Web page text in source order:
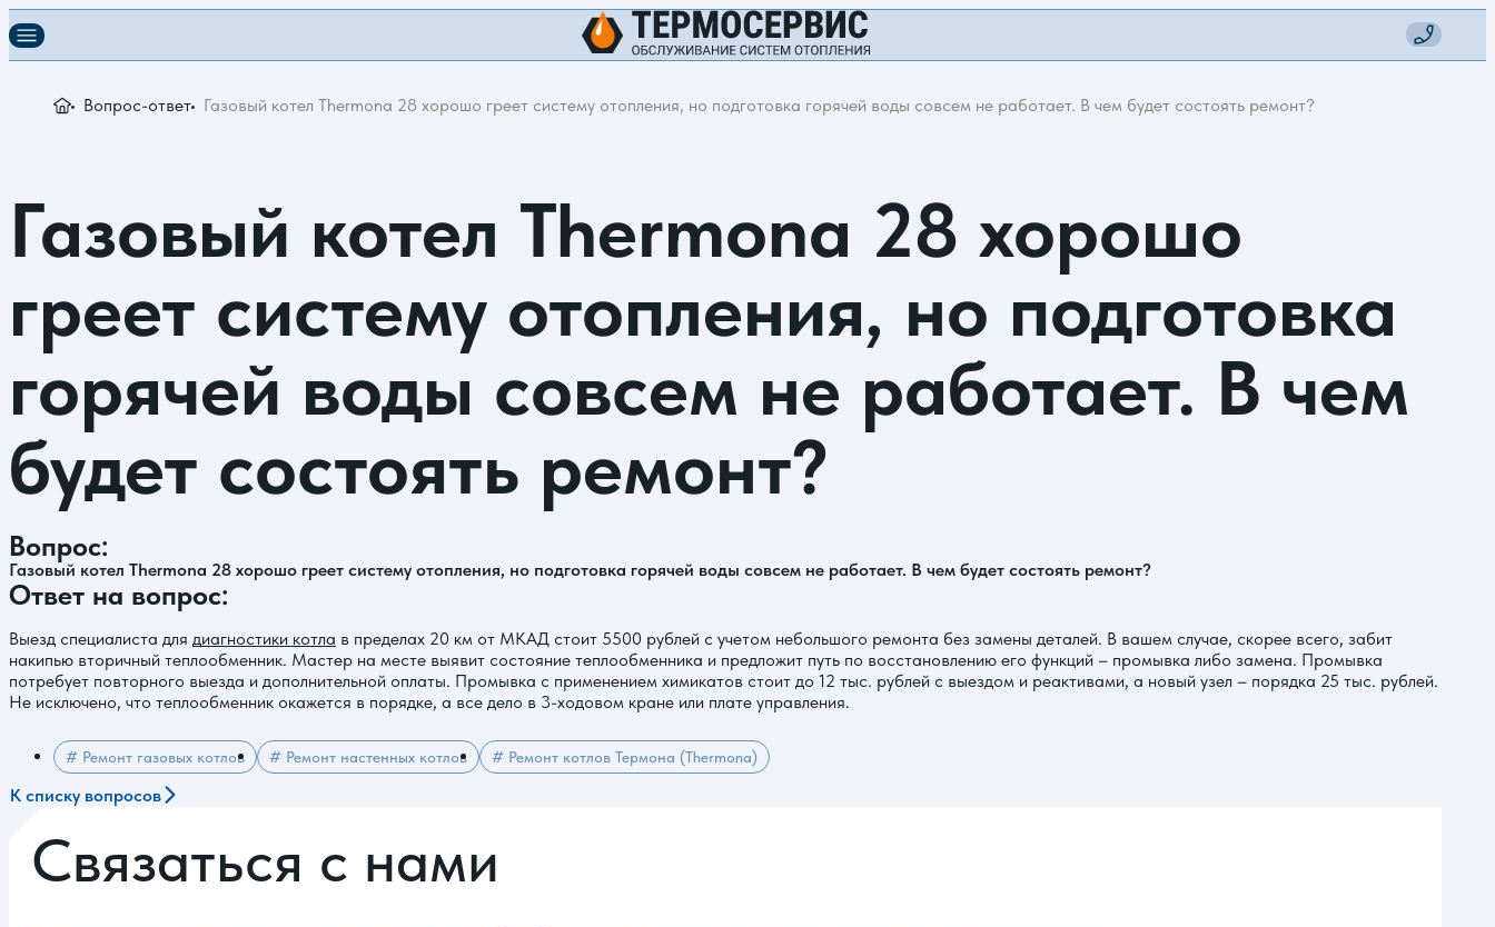
Вопрос-ответ Газовый котел Thermona 28 хорошо греет систему отопления, но подготовка горячей воды совсем не работает. В чем будет состоять ремонт?
Газовый котел Thermona 28 хорошо
греет систему отопления, но подготовка
горячей воды совсем не работает. В чем
будет состоять ремонт?
Вопрос:
Газовый котел Thermona 28 хорошо греет систему отопления, но подготовка горячей воды совсем не работает. В чем будет состоять ремонт?
Ответ на вопрос:
Выезд специалиста для диагностики котла в пределах 20 км от МКАД стоит 5500 рублей с учетом небольшого ремонта без замены деталей. В вашем случае, скорее всего, забит
накипью вторичный теплообменник. Мастер на месте выявит состояние теплообменника и предложит путь по восстановлению его функций – промывка либо замена. Промывка
потребует повторного выезда и дополнительной оплаты. Промывка с применением химикатов стоит до 12 тыс. рублей с выездом и реактивами, а новый узел – порядка 25 тыс. рублей.
Не исключено, что теплообменник окажется в порядке, а все дело в 3-ходовом кране или плате управления.
# Ремонт газовых котлов # Ремонт настенных котлов # Ремонт котлов Термона (Thermona)
К списку вопросов
Связаться с нами